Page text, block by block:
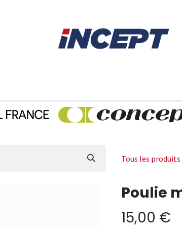
Tous les produits
Poulie
15,00 €